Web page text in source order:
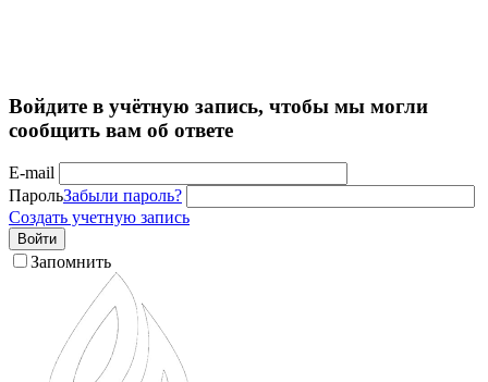
Войдите в учётную запись, чтобы мы могли
сообщить вам об ответе
E-mail
ПарольЗабыли пароль?
Создать учетную запись
Войти
Запомнить